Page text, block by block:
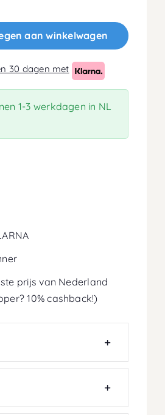
aan winkelwagen
30 dagen met
1-3 werkdagen in NL
prijs van Nederland
10% cashback!)